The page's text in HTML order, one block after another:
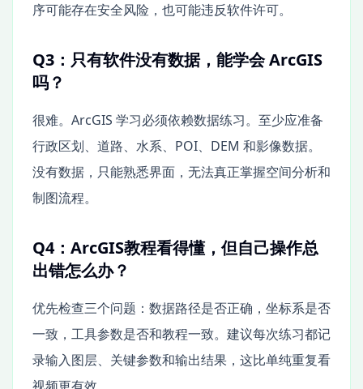
序可能存在安全风险，也可能违反软件许可。
Q3：只有软件没有数据，能学会 ArcGIS
吗？
很难。ArcGIS 学习必须依赖数据练习。至少应准备
行政区划、道路、水系、POI、DEM 和影像数据。
没有数据，只能熟悉界面，无法真正掌握空间分析和
制图流程。
Q4：ArcGIS教程看得懂，但自己操作总
出错怎么办？
优先检查三个问题：数据路径是否正确，坐标系是否
一致，工具参数是否和教程一致。建议每次练习都记
录输入图层、关键参数和输出结果，这比单纯重复看